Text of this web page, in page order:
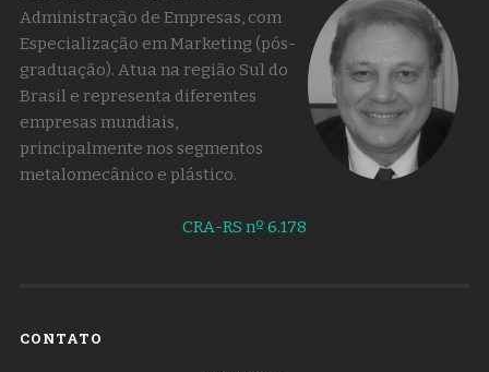
Administração de Empresas, com
Especialização em Marketing (pós-
graduação). Atua na região Sul do
Brasil e representa diferentes
empresas mundiais,
principalmente nos segmentos
metalomecânico e plástico.
CRA-RS nº 6.178
CONTATO